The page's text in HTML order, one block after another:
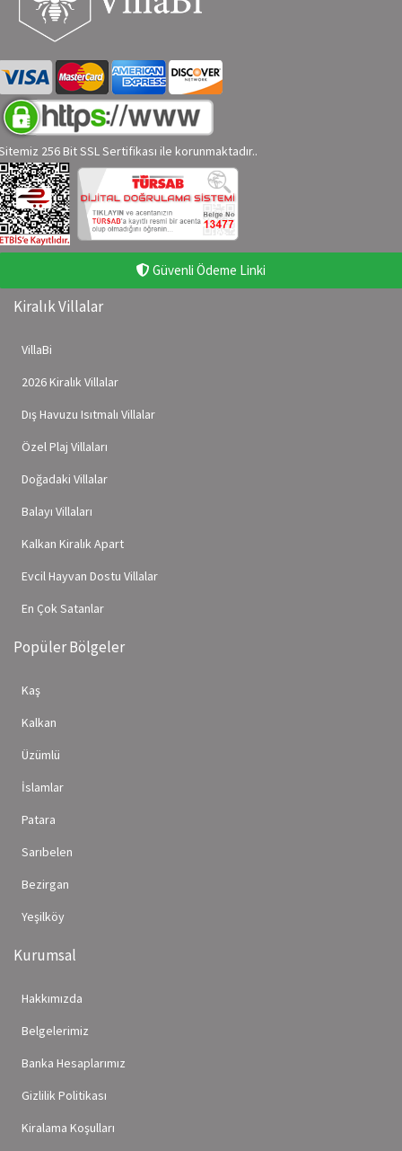
256 Bit SSL Sertifikası ile korunmaktadır..
Güvenli Ödeme Linki
Kiralık Villalar
VillaBi
2026 Kiralık Villalar
Dış Havuzu Isıtmalı Villalar
Özel Plaj Villaları
Doğadaki Villalar
Balayı Villaları
Kalkan Kiralık Apart
Evcil Hayvan Dostu Villalar
En Çok Satanlar
Popüler Bölgeler
Kaş
Kalkan
Üzümlü
İslamlar
Patara
Sarıbelen
Bezirgan
Yeşilköy
Kurumsal
Hakkımızda
Belgelerimiz
Banka Hesaplarımız
Gizlilik Politikası
Kiralama Koşulları